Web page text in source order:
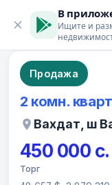
В
Ищите и
Продажа
2 комн.
Вахдат, ш
450 000 с.
Торг